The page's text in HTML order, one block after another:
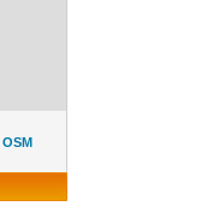
OSM